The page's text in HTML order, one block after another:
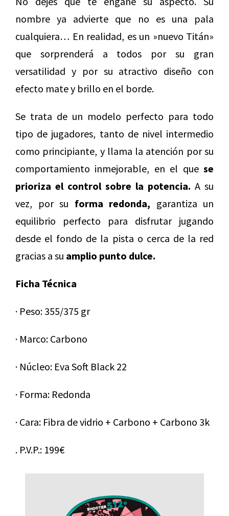
nombre ya advierte que no es una pala
cualquiera… En realidad, es un »nuevo Titán»
que sorprenderá a todos por su gran
versatilidad y por su atractivo diseño con
efecto mate y brillo en el borde.
Se trata de un modelo perfecto para todo
tipo de jugadores, tanto de nivel intermedio
como principiante, y llama la atención por su
comportamiento inmejorable, en el que se
prioriza el control sobre la potencia. A su
vez, por su forma redonda, garantiza un
equilibrio perfecto para disfrutar jugando
desde el fondo de la pista o cerca de la red
gracias a su amplio punto dulce.
Ficha Técnica
· Peso: 355/375 gr
· Marco: Carbono
· Núcleo: Eva Soft Black 22
· Forma: Redonda
· Cara: Fibra de vidrio + Carbono + Carbono 3k
. P.V.P.: 199€